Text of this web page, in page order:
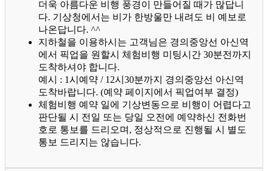
더욱 아름다운 비행 풍경이 만들어질 때가 많답니
다. 기상청에서는 비가 한방울만 내려도 비 예보로
나온답니다. ^^
지하철을 이용하시는 고객님은 경의중앙선 아신역
에서 픽업을 원할시 체험비행 미팅시간 30분전까지
도착하셔야 합니다.
예시 : 1시예약 / 12시30분까지 경의중앙선 아신역
도착바랍니다. (예약 페이지에서 픽업여부 결정)
체험비행 예약 일에 기상변동으로 비행이 어렵다고
판단될 시 전일 또는 당일 오전에 예약하신 전화번
호로 통보를 드리오며, 정상적으로 진행될 시 별도
통보 드리지는 않습니다.